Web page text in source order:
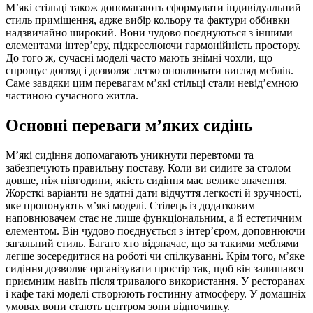
М’які стільці також допомагають сформувати індивідуальний
стиль приміщення, адже вибір кольору та фактури оббивки
надзвичайно широкий. Вони чудово поєднуються з іншими
елементами інтер’єру, підкреслюючи гармонійність простору.
До того ж, сучасні моделі часто мають знімні чохли, що
спрощує догляд і дозволяє легко оновлювати вигляд меблів.
Саме завдяки цим перевагам м’які стільці стали невід’ємною
частиною сучасного житла.
Основні переваги м’яких сидінь
М’які сидіння допомагають уникнути перевтоми та
забезпечують правильну поставу. Коли ви сидите за столом
довше, ніж півгодини, якість сидіння має велике значення.
Жорсткі варіанти не здатні дати відчуття легкості й зручності,
яке пропонують м’які моделі. Стілець із додатковим
наповнювачем стає не лише функціональним, а й естетичним
елементом. Він чудово поєднується з інтер’єром, доповнюючи
загальний стиль. Багато хто відзначає, що за такими меблями
легше зосередитися на роботі чи спілкуванні. Крім того, м’яке
сидіння дозволяє організувати простір так, щоб він залишався
приємним навіть після тривалого використання. У ресторанах
і кафе такі моделі створюють гостинну атмосферу. У домашніх
умовах вони стають центром зони відпочинку.